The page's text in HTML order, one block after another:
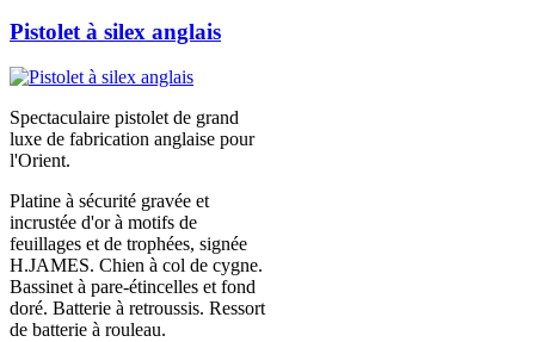
Pistolet à silex anglais
Spectaculaire pistolet de grand
luxe de fabrication anglaise pour
l'Orient.
Platine à sécurité gravée et
incrustée d'or à motifs de
feuillages et de trophées, signée
H.JAMES. Chien à col de cygne.
Bassinet à pare-étincelles et fond
doré. Batterie à retroussis. Ressort
de batterie à rouleau.